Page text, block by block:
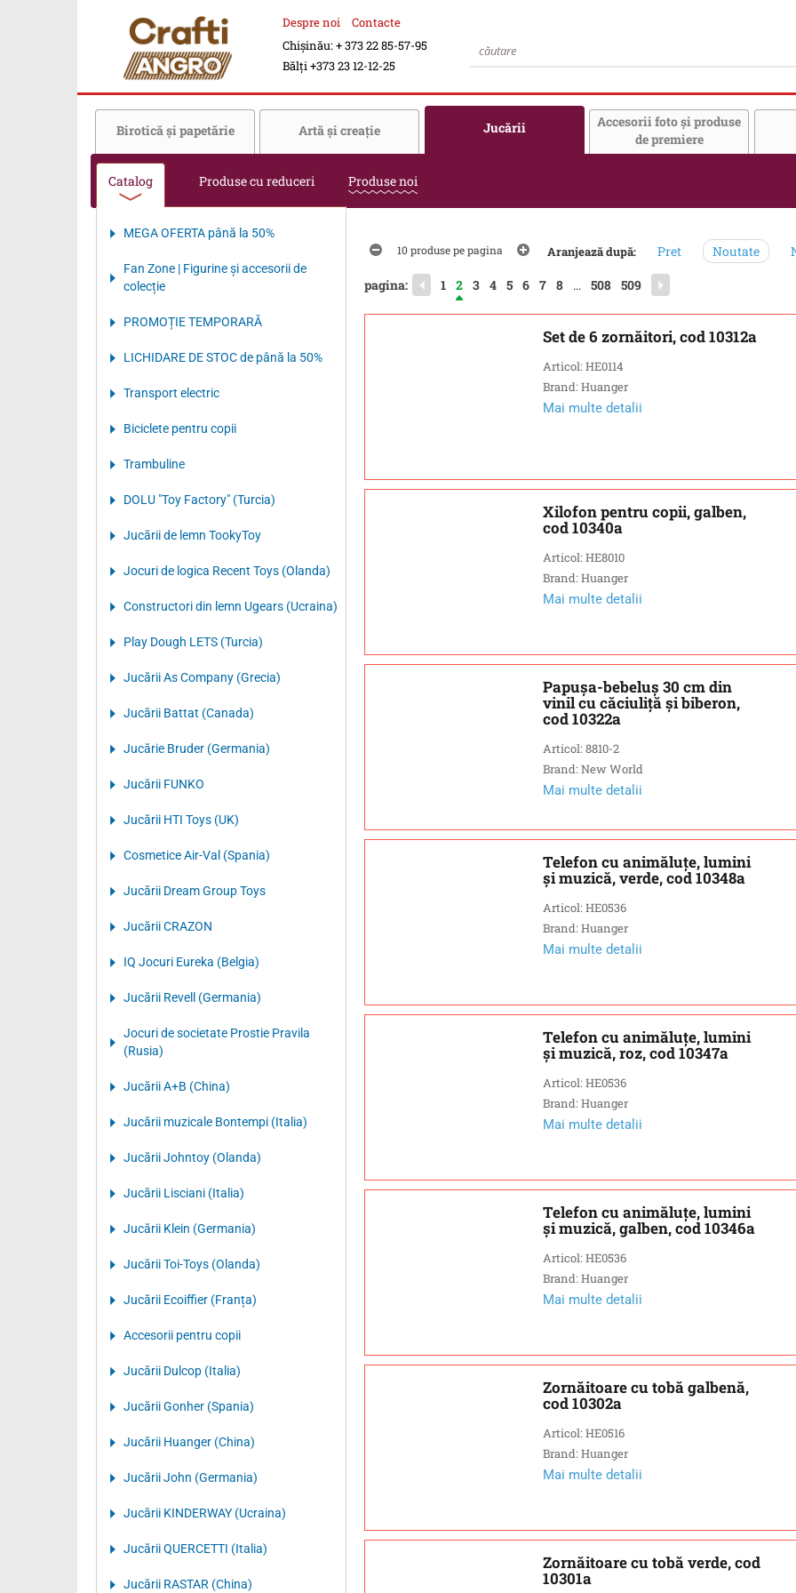
Despre noi
Contacte
Chișinău: + 373 22 85-57-95
Bălți +373 23 12-12-25
Birotică şi papetărie Artă şi creaţie Jucării
Accesorii foto şi produse
de premiere
Catalog Produse cu reduceri Produse noi
MEGA OFERTA până la 50%
Fan Zone | Figurine și accesorii de
colecție
PROMOȚIE TEMPORARĂ
LICHIDARE DE STOC de până la 50%
Transport electriс
Biciclete pentru copii
Trambuline
DOLU "Toy Factory" (Turcia)
Jucării de lemn TookyToy
Jocuri de logica Recent Toys (Olanda)
Constructori din lemn Ugears (Ucraina)
Play Dough LETS (Turcia)
Jucării As Company (Grecia)
Jucării Battat (Canada)
Jucărie Bruder (Germania)
Jucării FUNKO
Jucării HTI Toys (UK)
Cosmetice Air-Val (Spania)
Jucării Dream Group Toys
Jucării CRAZON
IQ Jocuri Eureka (Belgia)
Jucării Revell (Germania)
Jocuri de societate Prostie Pravila
(Rusia)
Jucării A+B (China)
Jucării muzicale Bontempi (Italia)
Jucării Johntoy (Olanda)
Jucării Lisciani (Italia)
Jucării Klein (Germania)
Jucării Toi-Toys (Olanda)
Jucării Ecoiffier (Franța)
Accesorii pentru copii
Jucării Dulcop (Italia)
Jucării Gonher (Spania)
Jucării Huanger (China)
Jucării John (Germania)
Jucării KINDERWAY (Ucraina)
Jucării QUERCETTI (Italia)
Jucării RASTAR (China)
10 produse pe pagina Aranjează după: Pret Noutate
pagina:
1 2 3 4 5 6 7 8 ... 508 509
Set de 6 zornăitori, cod 10312a
Articol: HE0114
Brand: Huanger
Mai multe detalii
Xilofon pentru copii, galben,
cod 10340a
Articol: HE8010
Brand: Huanger
Mai multe detalii
Papuşa-bebeluş 30 cm din
vinil cu căciuliță şi biberon,
cod 10322a
Articol: 8810-2
Brand: New World
Mai multe detalii
Telefon cu animăluțe, lumini
și muzică, verde, cod 10348a
Articol: HE0536
Brand: Huanger
Mai multe detalii
Telefon cu animăluțe, lumini
și muzică, roz, cod 10347a
Articol: HE0536
Brand: Huanger
Mai multe detalii
Telefon cu animăluțe, lumini
și muzică, galben, cod 10346a
Articol: HE0536
Brand: Huanger
Mai multe detalii
Zornăitoare cu tobă galbenă,
cod 10302a
Articol: HE0516
Brand: Huanger
Mai multe detalii
Zornăitoare cu tobă verde, cod
10301a